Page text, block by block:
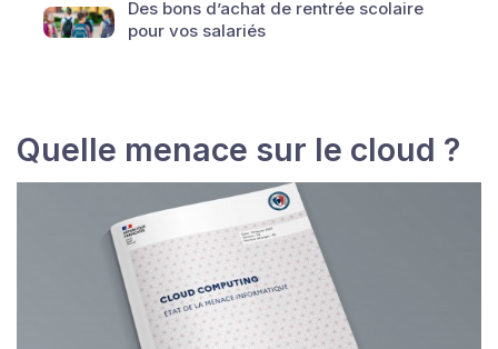
Des bons d’achat de rentrée scolaire
pour vos salariés
Quelle menace sur le cloud ?